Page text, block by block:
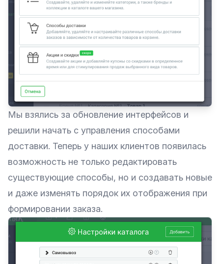
Мы взялись за обновление интерфейсов и
решили начать с управления способами
доставки. Теперь у наших клиентов появилась
возможность не только редактировать
существующие способы, но и создавать новые
и даже изменять порядок их отображения при
формировании заказа.